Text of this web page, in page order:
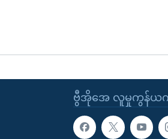
ဗွီအိုအေ လူမှုကွန်ယက်